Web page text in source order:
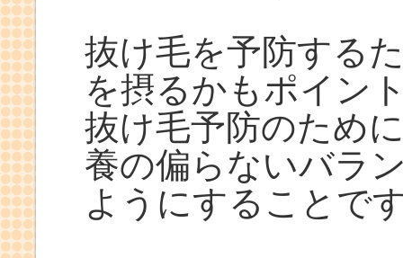
抜け毛を予防する
を摂るかもポイン
抜け毛予防のため
養の偏らないバラ
ようにすることで